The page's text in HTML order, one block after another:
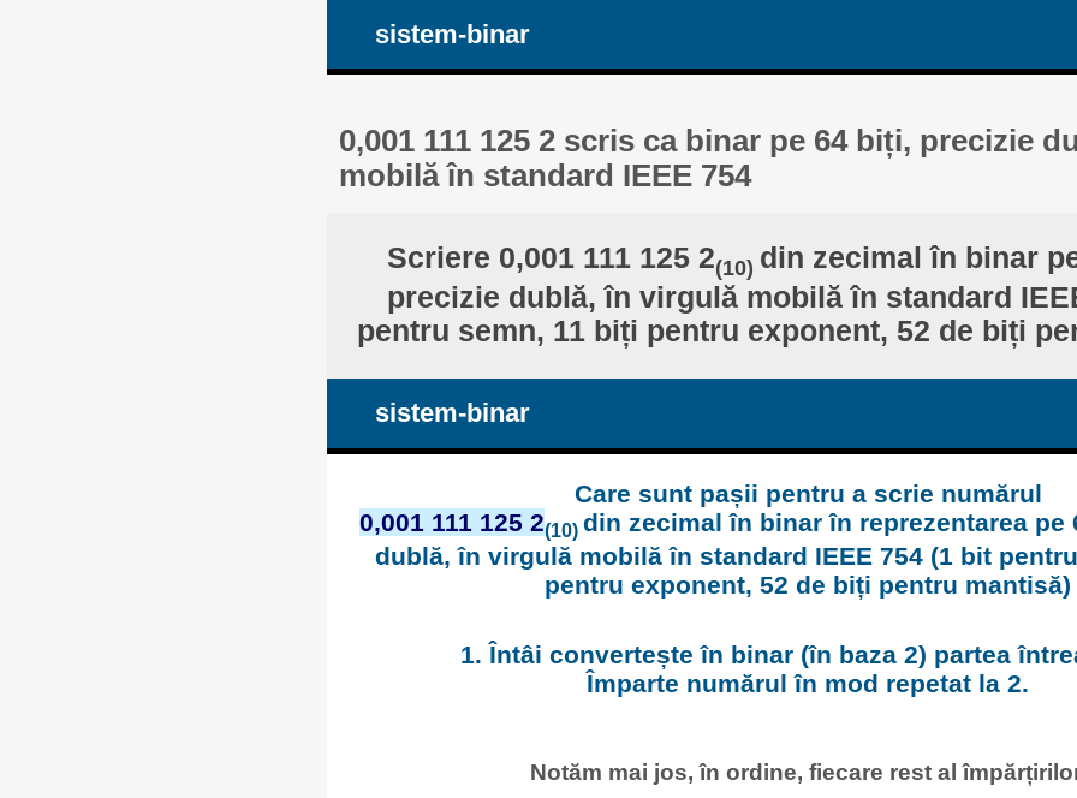
sistem-binar
0,001 111 125 2 scris ca binar pe 64 biți, precizie
mobilă în standard IEEE 754
Scriere 0,001 111 125 2(10) din zecimal în binar
precizie dublă, în virgulă mobilă în standard
pentru semn, 11 biți pentru exponent, 52 de biți
sistem-binar
Care sunt pașii pentru a scrie numărul
0,001 111 125 2(10) din zecimal în binar în reprezentarea pe
dublă, în virgulă mobilă în standard IEEE 754 (1 bit
pentru exponent, 52 de biți pentru mantisă)
1. Întâi convertește în binar (în baza 2) partea
Împarte numărul în mod repetat la 2.
Notăm mai jos, în ordine, fiecare rest al